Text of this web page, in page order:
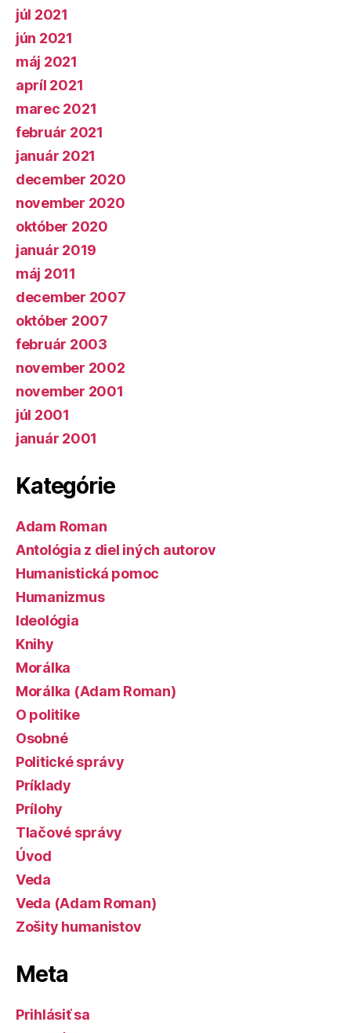
júl 2021
jún 2021
máj 2021
apríl 2021
marec 2021
február 2021
január 2021
december 2020
november 2020
október 2020
január 2019
máj 2011
december 2007
október 2007
február 2003
november 2002
november 2001
júl 2001
január 2001
Kategórie
Adam Roman
Antológia z diel iných autorov
Humanistická pomoc
Humanizmus
Ideológia
Knihy
Morálka
Morálka (Adam Roman)
O politike
Osobné
Politické správy
Príklady
Prílohy
Tlačové správy
Úvod
Veda
Veda (Adam Roman)
Zošity humanistov
Meta
Prihlásiť sa